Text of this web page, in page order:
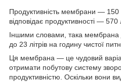
Продуктивність мембрани —
відповідає продуктивності — 570
Іншими словами, така мембрана
до 23 літрів на годину чистої
Ця мембрана — це чудовий
отримати побутову систему
продуктивністю. Оскільки вони